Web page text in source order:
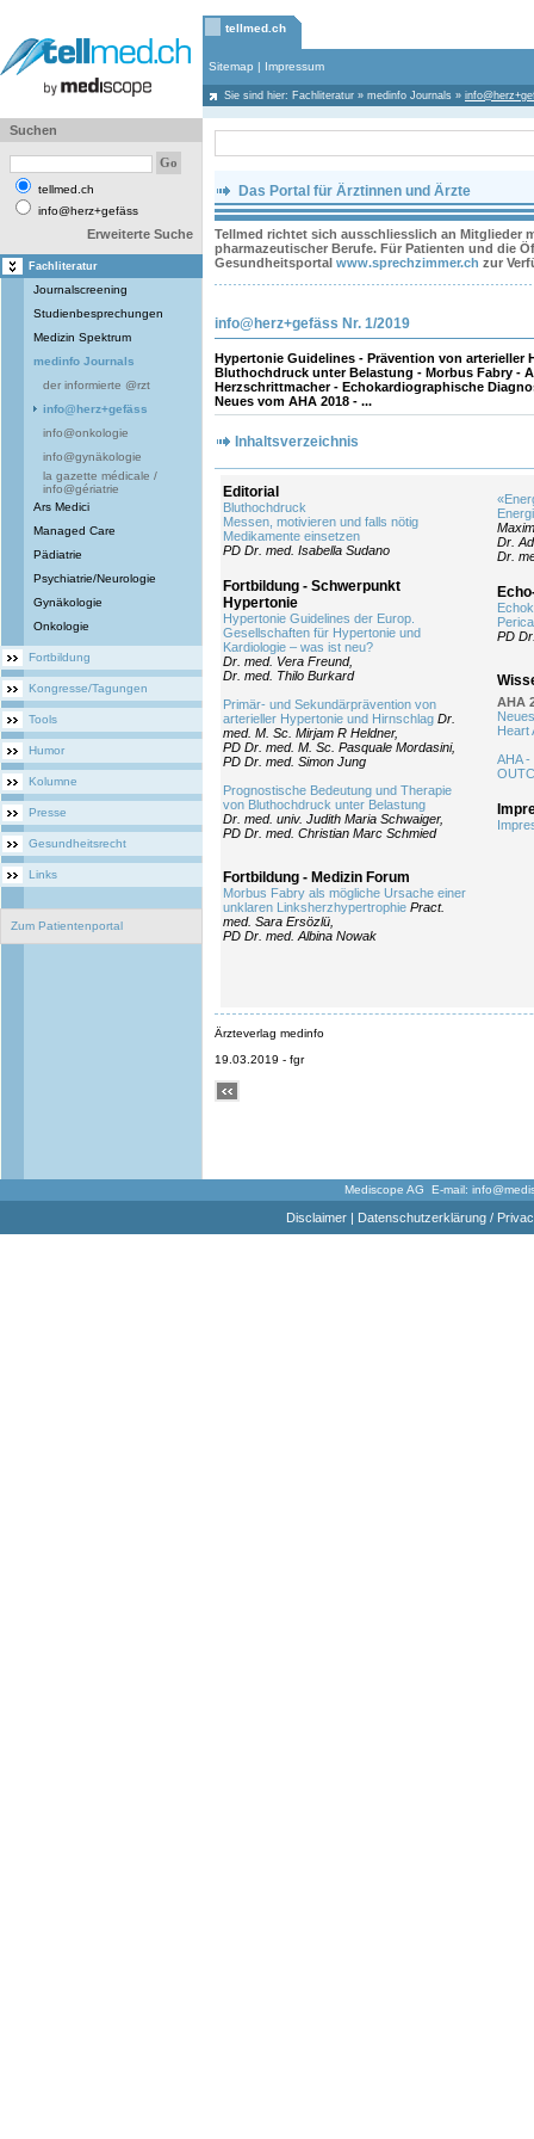
tellmed.ch
Sitemap | Impressum
Sie sind hier: Fachliteratur » medinfo Journals »
Suchen
tellmed.ch
info@herz+gefäss
Erweiterte Suche
Fachliteratur
Journalscreening
Studienbesprechungen
Medizin Spektrum
medinfo Journals
der informierte @rzt
info@herz+gefäss
info@onkologie
info@gynäkologie
la gazette médicale /
info@gériatrie
Ars Medici
Managed Care
Pädiatrie
Psychiatrie/Neurologie
Gynäkologie
Onkologie
Fortbildung
Kongresse/Tagungen
Tools
Humor
Kolumne
Presse
Gesundheitsrecht
Links
Zum Patientenportal
Das Portal für Ärztinnen und Ärzte
Tellmed richtet sich ausschliesslich an Mitglieder
pharmazeutischer Berufe. Für Patienten und die
Gesundheitsportal www.sprechzimmer.ch zur
info@herz+gefäss Nr. 1/2019
Hypertonie Guidelines - Prävention von arterieller
Bluthochdruck unter Belastung - Morbus Fabry -
Herzschrittmacher - Echokardiographische
Neues vom AHA 2018 - ...
Inhaltsverzeichnis
Editorial
Bluthochdruck
Messen, motivieren und falls nötig
Medikamente einsetzen
PD Dr. med. Isabella Sudano
Fortbildung - Schwerpunkt
Hypertonie
Hypertonie Guidelines der Europ.
Gesellschaften für Hypertonie und
Kardiologie – was ist neu?
Dr. med. Vera Freund,
Dr. med. Thilo Burkard
Primär- und Sekundärprävention von
arterieller Hypertonie und Hirnschlag Dr.
med. M. Sc. Mirjam R Heldner,
PD Dr. med. M. Sc. Pasquale Mordasini,
PD Dr. med. Simon Jung
Prognostische Bedeutung und Therapie
von Bluthochdruck unter Belastung
Dr. med. univ. Judith Maria Schwaiger,
PD Dr. med. Christian Marc Schmied
Fortbildung - Medizin Forum
Morbus Fabry als mögliche Ursache einer
unklaren Linksherzhypertrophie Pract.
med. Sara Ersözlü,
PD Dr. med. Albina Nowak
Dr.
Dr.
PD
AHA
Heart
AHA -
Ärzteverlag medinfo
19.03.2019 - fgr
Mediscope AG E-mail:
Disclaimer| Datenschutzerklärung /